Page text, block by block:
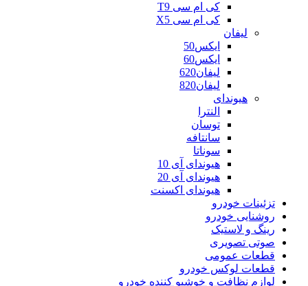
کی ام سی T9
کی ام سی X5
لیفان
ایکس50
ایکس60
لیفان620
لیفان820
هیوندای
النترا
توسان
سانتافه
سوناتا
هیوندای آی 10
هیوندای آی 20
هیوندای اکسنت
تزئینات خودرو
روشنایی خودرو
رینگ و لاستیک
صوتی تصویری
قطعات عمومی
قطعات لوکس خودرو
لوازم نظافت و خوشبو کننده خودرو